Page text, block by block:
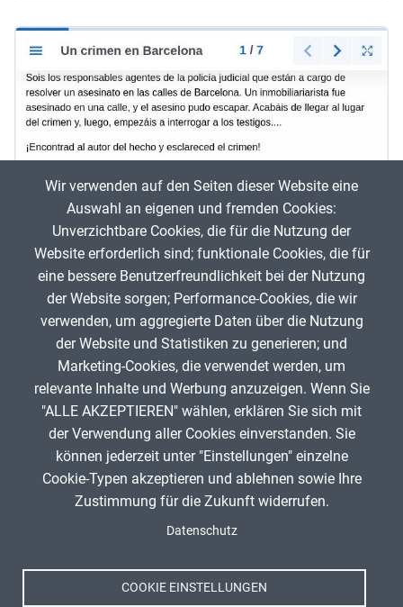
Featured Apps
Un crimen en Barcelona
Spa
100 Fabienne Korb
ANZEIGE
Spenden
Impressum
Wir verwenden auf den Seiten dieser Website eine
Auswahl an eigenen und fremden Cookies:
Unverzichtbare Cookies, die für die Nutzung der
Website erforderlich sind; funktionale Cookies, die für
eine bessere Benutzerfreundlichkeit bei der Nutzung
der Website sorgen; Performance-Cookies, die wir
verwenden, um aggregierte Daten über die Nutzung
der Website und Statistiken zu generieren; und
Marketing-Cookies, die verwendet werden, um
relevante Inhalte und Werbung anzuzeigen. Wenn Sie
"ALLE AKZEPTIEREN" wählen, erklären Sie sich mit
der Verwendung aller Cookies einverstanden. Sie
können jederzeit unter "Einstellungen" einzelne
Cookie-Typen akzeptieren und ablehnen sowie Ihre
Zustimmung für die Zukunft widerrufen.
Datenschutz
COOKIE EINSTELLUNGEN